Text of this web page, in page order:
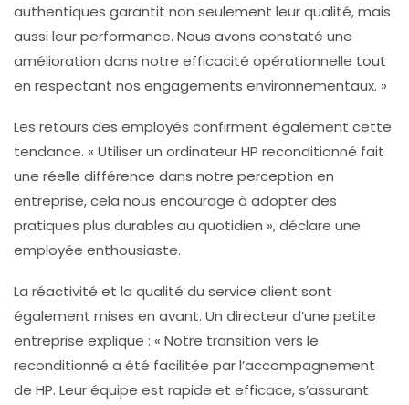
authentiques garantit non seulement leur qualité, mais
aussi leur performance. Nous avons constaté une
amélioration dans notre efficacité opérationnelle tout
en respectant nos engagements environnementaux. »
Les retours des employés confirment également cette
tendance. « Utiliser un ordinateur HP reconditionné fait
une réelle différence dans notre perception en
entreprise, cela nous encourage à adopter des
pratiques plus durables au quotidien », déclare une
employée enthousiaste.
La réactivité et la qualité du service client sont
également mises en avant. Un directeur d’une petite
entreprise explique : « Notre transition vers le
reconditionné a été facilitée par l’accompagnement
de HP. Leur équipe est rapide et efficace, s’assurant